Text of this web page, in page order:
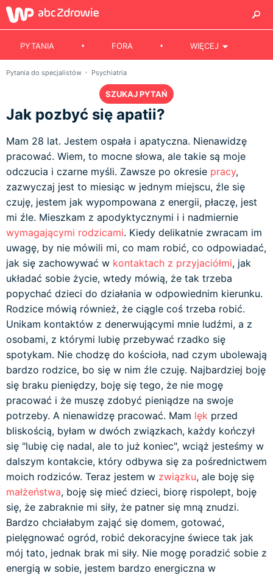
PYTANIA FORA WIĘCEJ
Pytania do specjalistów Psychiatria
SZUKAJ PYTAŃ
Jak pozbyć się apatii?
Mam 28 lat. Jestem ospała i apatyczna. Nienawidzę
pracować. Wiem, to mocne słowa, ale takie są moje
odczucia i czarne myśli. Zawsze po okresie pracy,
zazwyczaj jest to miesiąc w jednym miejscu, źle się
czuję, jestem jak wypompowana z energii, płaczę, jest
mi źle. Mieszkam z apodyktycznymi i i nadmiernie
wymagającymi rodzicami. Kiedy delikatnie zwracam im
uwagę, by nie mówili mi, co mam robić, co odpowiadać,
jak się zachowywać w kontaktach z przyjaciółmi, jak
układać sobie życie, wtedy mówią, że tak trzeba
popychać dzieci do działania w odpowiednim kierunku.
Rodzice mówią również, że ciągle coś trzeba robić.
Unikam kontaktów z denerwującymi mnie ludźmi, a z
osobami, z którymi lubię przebywać rzadko się
spotykam. Nie chodzę do kościoła, nad czym ubolewają
bardzo rodzice, bo się w nim źle czuję. Najbardziej boję
się braku pieniędzy, boję się tego, że nie mogę
pracować i że muszę zdobyć pieniądze na swoje
potrzeby. A nienawidzę pracować. Mam lęk przed
bliskością, byłam w dwóch związkach, każdy kończył
się "lubię cię nadal, ale to już koniec", wciąż jesteśmy w
dalszym kontakcie, który odbywa się za pośrednictwem
moich rodziców. Teraz jestem w związku, ale boję się
małżeństwa, boję się mieć dzieci, biorę rispolept, boję
się, że zabraknie mi siły, że patner się mną znudzi.
Bardzo chciałabym zająć się domem, gotować,
pielęgnować ogród, robić dekoracyjne świece tak jak
mój tato, jednak brak mi siły. Nie mogę poradzić sobie z
energią w sobie, jestem bardzo energiczna w